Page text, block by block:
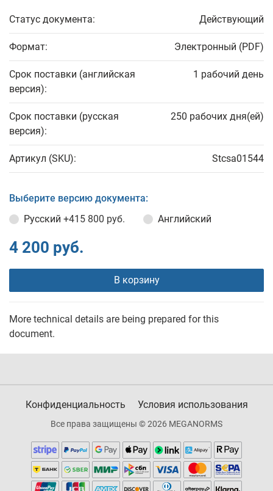
Статус документа: Действующий
Формат: Электронный (PDF)
Срок поставки (английская
версия):
1 рабочий день
Срок поставки (русская
версия):
250 рабочих дня(ей)
Артикул (SKU): Stcsa01544
Выберите версию документа:
Русский +415 800 руб. Английский
4 200 руб.
В корзину
More technical details are being prepared for this
document.
Конфиденциальность Условия использования
Все права защищены © 2026 MEGANORMS